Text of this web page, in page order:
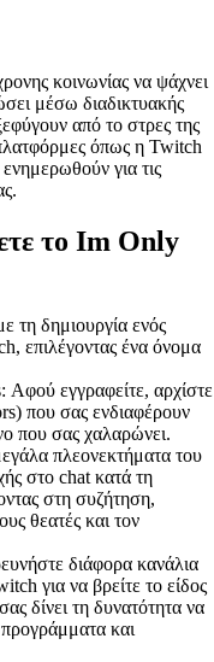
κοινωνίας να ψάχνει
μέσω διαδικτυακής
από το στρες της
όπως η Twitch
για τις
το Im Only
τη δημιουργία ενός
επιλέγοντας ένα όνομα
εγγραφείτε, αρχίστε
που σας ενδιαφέρουν
που σας χαλαρώνει.
πλεονεκτήματα του
στο chat κατά τη
στη συζήτηση,
θεατές και τον
διάφορα κανάλια
για να βρείτε το είδος
δίνει τη δυνατότητα να
και